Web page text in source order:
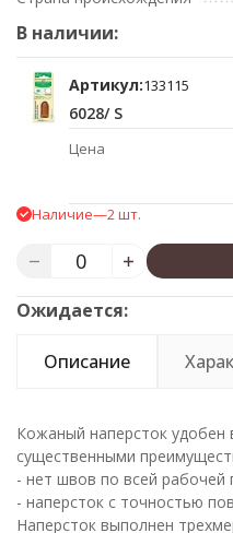
В наличии:
Артикул:133115
6028/ S
Цена
Наличие—2 шт.
Ожидается:
Описание
Кожаный наперсток удобен
существенными
- нет швов по всей рабочей
- наперсток с точностью
Наперсток выполнен